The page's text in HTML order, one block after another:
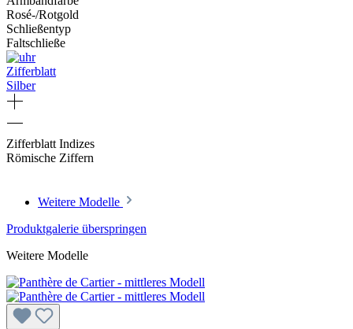
Rosé-/Rotgold
Schließentyp
Faltschließe
Zifferblatt
Silber
Zifferblatt Indizes
Römische Ziffern
Weitere Modelle
Produktgalerie überspringen
Weitere Modelle